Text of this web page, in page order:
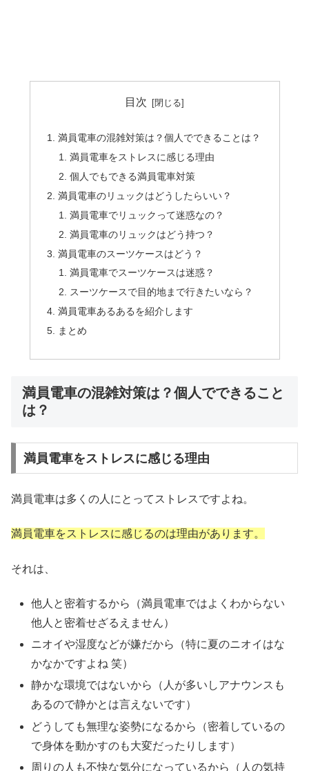
目次
満員電車の混雑対策は？個人でできることは？
満員電車をストレスに感じる理由
個人でもできる満員電車対策
満員電車のリュックはどうしたらいい？
満員電車でリュックって迷惑なの？
満員電車のリュックはどう持つ？
満員電車のスーツケースはどう？
満員電車でスーツケースは迷惑？
スーツケースで目的地まで行きたいなら？
満員電車あるあるを紹介します
まとめ
満員電車の混雑対策は？個人でできること
は？
満員電車をストレスに感じる理由
満員電車は多くの人にとってストレスですよね。
満員電車をストレスに感じるのは理由があります。
それは、
他人と密着するから（満員電車ではよくわからない
他人と密着せざるえません）
ニオイや湿度などが嫌だから（特に夏のニオイはな
かなかですよね 笑）
静かな環境ではないから（人が多いしアナウンスも
あるので静かとは言えないです）
どうしても無理な姿勢になるから（密着しているの
で身体を動かすのも大変だったりします）
周りの人も不快な気分になっているから（人の気持